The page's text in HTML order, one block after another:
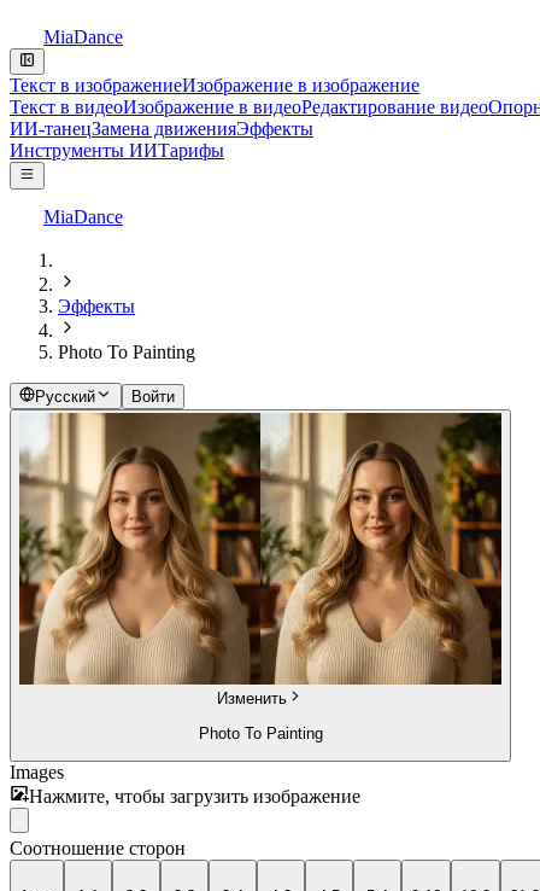
MiaDance
Текст в изображениеИзображение в изображение
Текст в видеоИзображение в видеоРедактирование видео
ИИ-танецЗамена движенияЭффекты
Инструменты ИИТарифы
MiaDance
Эффекты
Photo To Painting
Русский Войти
Изменить
Photo To Painting
Images
Нажмите, чтобы загрузить изображение
Соотношение сторон